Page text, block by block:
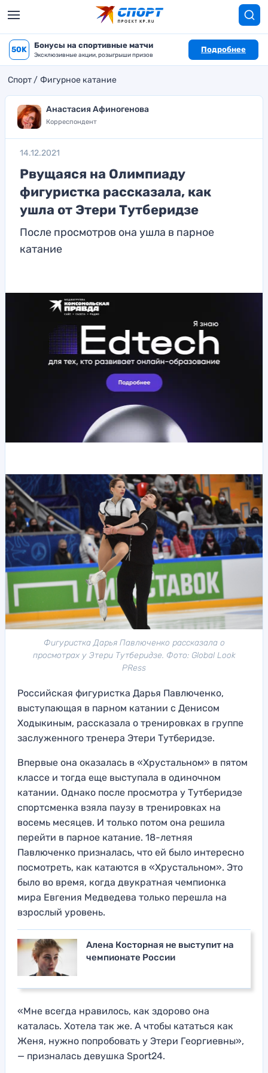
50K Бонусы на спортивные матчи
Эксклюзивные акции, розыгрыши призов
Подробнее
Спорт Фигурное катание
Анастасия Афиногенова
Корреспондент
14.12.2021
Рвущаяся на Олимпиаду
фигуристка рассказала, как
ушла от Этери Тутберидзе
После просмотров она ушла в парное
катание
Фигуристка Дарья Павлюченко рассказала о
просмотрах у Этери Тутберидзе. Фото: Global Look
PRess
Российская фигуристка Дарья Павлюченко,
выступающая в парном катании с Денисом
Ходыкиным, рассказала о тренировках в группе
заслуженного тренера Этери Тутберидзе.
Впервые она оказалась в «Хрустальном» в пятом
классе и тогда еще выступала в одиночном
катании. Однако после просмотра у Тутберидзе
спортсменка взяла паузу в тренировках на
восемь месяцев. И только потом она решила
перейти в парное катание. 18-летняя
Павлюченко призналась, что ей было интересно
посмотреть, как катаются в «Хрустальном». Это
было во время, когда двукратная чемпионка
мира Евгения Медведева только перешла на
взрослый уровень.
Алена Косторная не выступит на
чемпионате России
«Мне всегда нравилось, как здорово она
каталась. Хотела так же. А чтобы кататься как
Женя, нужно попробовать у Этери Георгиевны»,
— призналась девушка Sport24.